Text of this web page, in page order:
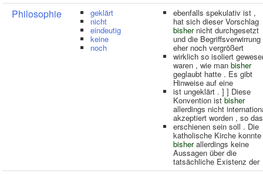
Philosophie geklärt
nicht
eindeutig
keine
noch
ebenfalls spekulativ ist ,
hat sich dieser Vorschlag
bishernicht durchgesetzt
und die Begriffsverwirrung
eher noch vergrößert
wirklich so isoliert
waren , wie man bisher
geglaubt hatte . Es gibt
Hinweise auf eine
ist ungeklärt . ] ] Diese
Konvention istbisher
allerdings nicht
akzeptiert worden , so
erschienen sein soll . Die
katholische Kirche konnte
bisherallerdings keine
Aussagen über die
tatsächliche Existenz der